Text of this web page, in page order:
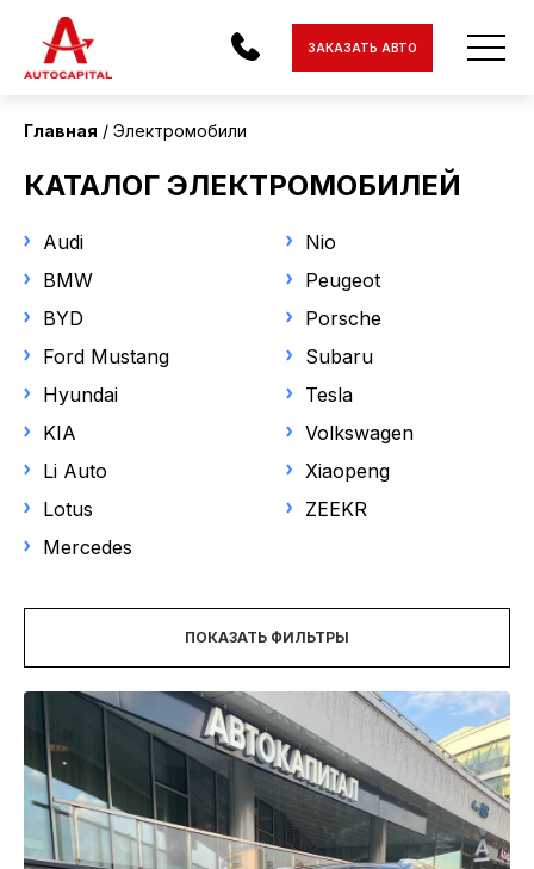
ДОСТАВКА
КОНТАКТЫ
О КОМПАНИИ
ОТЗЫВЫ
НОВОСТИ
ЗАКАЗАТЬ АВТО
Главная Электромобили
КАТАЛОГ ЭЛЕКТРОМОБИЛЕЙ
Audi
BMW
BYD
Ford Mustang
Hyundai
KIA
Li Auto
Lotus
Mercedes
Nio
Peugeot
Porsche
Subaru
Tesla
Volkswagen
Xiaopeng
ZEEKR
ПОКАЗАТЬ ФИЛЬТРЫ
Страна поставки
Новый
Статус
BYD
Год выпуска
от до
Пробег